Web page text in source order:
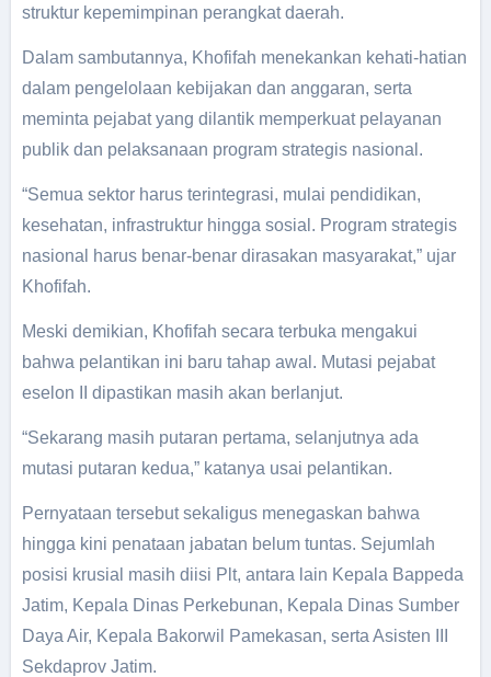
struktur kepemimpinan perangkat daerah.
Dalam sambutannya, Khofifah menekankan kehati-hatian
dalam pengelolaan kebijakan dan anggaran, serta
meminta pejabat yang dilantik memperkuat pelayanan
publik dan pelaksanaan program strategis nasional.
“Semua sektor harus terintegrasi, mulai pendidikan,
kesehatan, infrastruktur hingga sosial. Program strategis
nasional harus benar-benar dirasakan masyarakat,” ujar
Khofifah.
Meski demikian, Khofifah secara terbuka mengakui
bahwa pelantikan ini baru tahap awal. Mutasi pejabat
eselon II dipastikan masih akan berlanjut.
“Sekarang masih putaran pertama, selanjutnya ada
mutasi putaran kedua,” katanya usai pelantikan.
Pernyataan tersebut sekaligus menegaskan bahwa
hingga kini penataan jabatan belum tuntas. Sejumlah
posisi krusial masih diisi Plt, antara lain Kepala Bappeda
Jatim, Kepala Dinas Perkebunan, Kepala Dinas Sumber
Daya Air, Kepala Bakorwil Pamekasan, serta Asisten III
Sekdaprov Jatim.